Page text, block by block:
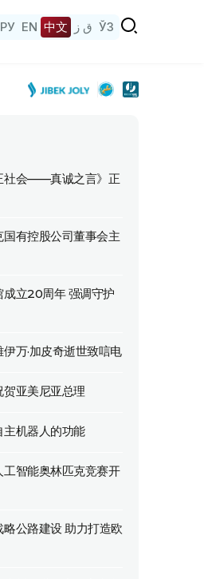
РУ EN 中文 ق ز ЎЗ
社会——真诚之言》正
有控股公司董事会主
立20周年 强调守护
万·加皮奇逝世致唁电
亚美尼亚总理
机器人的功能
智能奥林匹克竞赛开
公路建设 助力打造欧